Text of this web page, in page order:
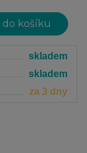
skladem
skladem
za 3 dny